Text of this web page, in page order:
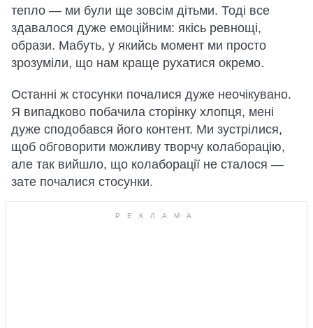
тепло — ми були ще зовсім дітьми. Тоді все
здавалося дуже емоційним: якісь ревнощі,
образи. Мабуть, у якийсь момент ми просто
зрозуміли, що нам краще рухатися окремо.
Останні ж стосунки почалися дуже неочікувано.
Я випадково побачила сторінку хлопця, мені
дуже сподобався його контент. Ми зустрілися,
щоб обговорити можливу творчу колаборацію,
але так вийшло, що колаборації не сталося —
зате почалися стосунки.